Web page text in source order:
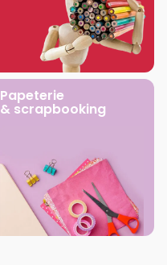
Papeterie
& scrapbooking